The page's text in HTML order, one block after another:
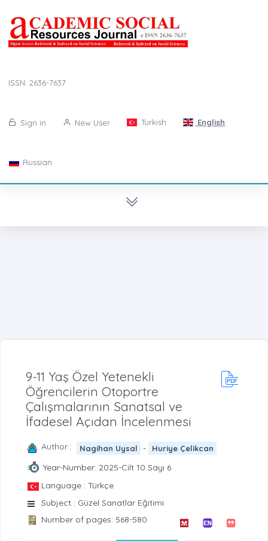
ISSN: 2636-7637
Sign in New User Turkish English
Russian
9-11 Yaş Özel Yetenekli
Öğrencilerin Otoportre
Çalışmalarının Sanatsal ve
İfadesel Açıdan İncelenmesi
Author : Nagihan Uysal - Huriye Çelikcan
Year-Number: 2025-Cilt 10 Sayı 6
Language : Türkçe
Subject : Güzel Sanatlar Eğitimi
Number of pages: 568-580